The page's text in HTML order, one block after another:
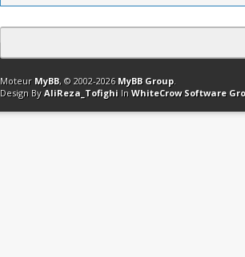
Contact Club Affiliation Retourner en haut
Moteur MyBB, © 2002-2026 MyBB Group.
Design By AliReza_Tofighi In WhiteCrow Software